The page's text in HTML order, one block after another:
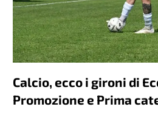
Calcio, ecco i gironi di
Promozione e Prima